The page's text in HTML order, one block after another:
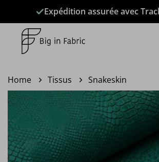
contenu
Expédition assurée avec
Home Tissus Snakeskin